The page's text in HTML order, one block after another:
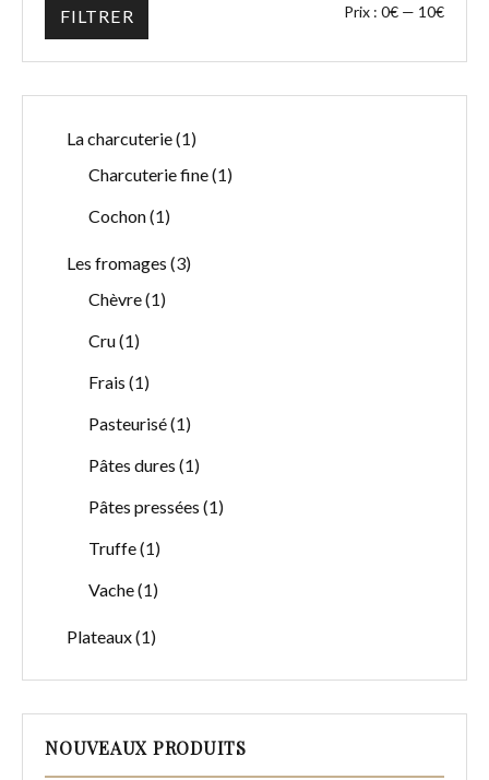
FILTRER Prix : 0€ — 10€
La charcuterie 11
produit
Charcuterie fine 11
Cochon 11
Les fromages 33
Chèvre 11
Cru 11
Frais 11
Pasteurisé 11
Pâtes dures 11
Pâtes pressées 11
Truffe 11
Vache 11
Plateaux 11
NOUVEAUX PRODUITS